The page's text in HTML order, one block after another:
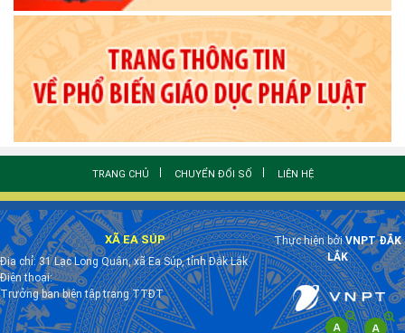
TRANG CHỦ CHUYỂN ĐỔI SỐ LIÊN HỆ
XÃ EA SÚP
Địa chỉ: 31 Lạc Long Quân, xã Ea Súp, tỉnh Đắk Lắk
Điện thoại:
Trưởng ban biên tập trang TTĐT
Thực hiện bởiVNPT ĐẮK
LẮK